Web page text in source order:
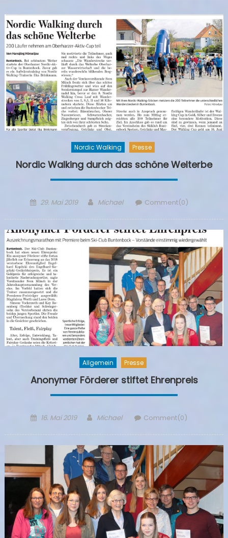
Nordic Walking Presse
Nordic Walking durch das schöne Welterbe
Posted
29. Mai 2019 Author
Michael Comment(0)
Allgemein Presse
Anonymer Förderer stiftet Ehrenpreis
Posted
16. Mai 2019 Author
Michael Comment(0)